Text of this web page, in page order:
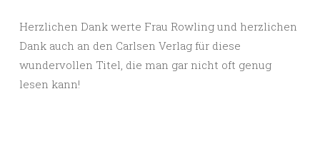
Herzlichen Dank werte Frau Rowling und herzlichen
Dank auch an den Carlsen Verlag für diese
wundervollen Titel, die man gar nicht oft genug
lesen kann!